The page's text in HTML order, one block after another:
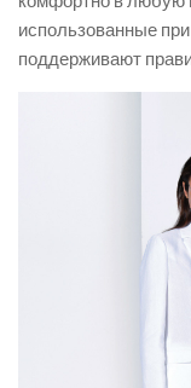
использованные
поддерживают